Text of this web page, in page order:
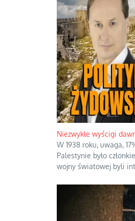
Niezwykłe wyścigi
W 1938 roku, uwaga,
Palestynie było
wojny światowej byli